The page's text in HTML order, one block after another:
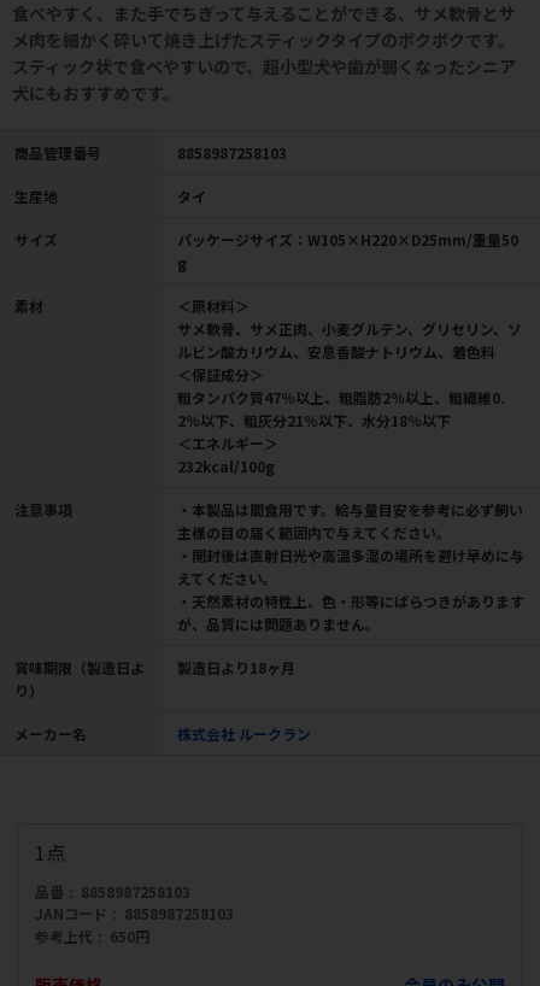
食べやすく、また手でちぎって与えることができる、サメ軟骨とサ
メ肉を細かく砕いて焼き上げたスティックタイプのボクボクです。
スティック状で食べやすいので、超小型犬や歯が弱くなったシニア
犬にもおすすめです。
商品管理番号 8858987258103
生産地 タイ
サイズ
パッケージサイズ：W105×H220×D25mm/重量50
g
素材
＜原材料＞
サメ軟骨、サメ正肉、小麦グルテン、グリセリン、ソ
ルビン酸カリウム、安息香酸ナトリウム、着色料
＜保証成分＞
粗タンパク質47％以上、粗脂肪2％以上、粗繊維0.
2％以下、粗灰分21％以下、水分18％以下
＜エネルギー＞
232kcal/100g
注意事項
・本製品は間食用です。給与量目安を参考に必ず飼い
主様の目の届く範囲内で与えてください。
・開封後は直射日光や高温多湿の場所を避け早めに与
えてください。
・天然素材の特性上、色・形等にばらつきがあります
が、品質には問題ありません。
賞味期限（製造日よ
り）
製造日より18ヶ月
メーカー名 株式会社 ルークラン
1点
品番
8858987258103
JANコード
8858987258103
参考上代
650円